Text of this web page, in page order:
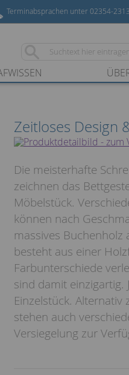
Terminabsprachen unter 02354-2313
Zeitloses Design
Die meisterhafte
zeichnen das
Möbelstück.
können nach
massives
besteht aus einer
Farbunterschiede
sind damit einzigartig.
Einzelstück.
stehen auch
Versiegelung zur